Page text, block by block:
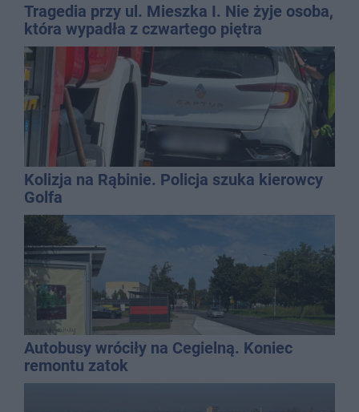
Tragedia przy ul. Mieszka I. Nie żyje osoba,
która wypadła z czwartego piętra
Kolizja na Rąbinie. Policja szuka kierowcy
Golfa
Autobusy wróciły na Cegielną. Koniec
remontu zatok